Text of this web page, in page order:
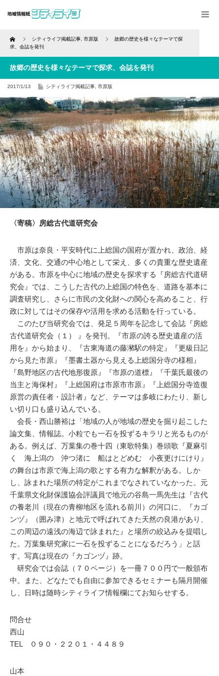
Home シティライフ掲載記事 市原版
故郷の歴史を様々なテーマで探
求、会誌を発刊
故郷の歴史を様々なテーマで探求、会誌を発刊
2017/1/13 シティライフ掲載記事 市原版
〈寄稿〉房総古代道研究会
市原は奈良・平安時代に上総国の国府が置かれ、政治、経
済、文化、交通の中心地として栄え、多くの貴重な歴史遺産
がある。市原を中心に地域の歴史を探求する『房総古代道研
究会』では、こうした古代の上総国の特色を、道路を基本に
調査研究し、さらに市民の文化財への関心を高めること、行
政に対してはその保存や活用を求める活動を行っている。
このたび当研究会では、発足５周年を記念して会誌『房総
古代道研究会（１） 』を発刊。『市原の誇る歴史遺産の活
用を』から始まり、『古東海道の藤瀦駅の特定』『更級日記
から見た市原』『墨書土器から見える上総国分寺の様相』
『島野地区の古代地形復原』『市原の道標』『千葉氏最後の
当主と海保村』『上総国府は市原市市原』『上総国分寺造復
原営の責任者・設計者』など、テーマは多岐にわたり、新し
い切り口も盛り込んでいる。
会長・西山勝裕は「地域の人が地域の歴史を掘り起こした
論文集、情報誌。小粒でも一石を投ずるキラリと光るものが
ある。例えば、万葉集の巻十四（東歌特集）巻頭歌『夏麻引
く 海上潟の 沖つ渚に 船はとどめむ 小夜更けにけり』
の舞台は市原で海上潟の歌とする有力な解釈がある。しか
し、詠まれた場所の特定がこれまでなされていなかった。元
千葉県文化財保護協会評議員で地元の谷島一馬先生は『古代
の養老川（現在の青柳地区を流れる前川）の河口に、『カゴ
ンヅ』（囲み津）と地元で呼ばれてきた天然の良港があり、
この周辺の遠浅の海辺で詠まれた』と場所の絞込みを提唱し
た。万葉集研究家に一石を投ずることになるだろう」と話
す。写真は現在の『カゴンヅ』跡。
研究会では会誌（７０ページ）を一冊７００円で一般頒布
中。また、どなたでも自由に参加できるセミナーも隔月開催
し、日時は随時シティライフ情報欄にてお知らせする。
問合せ
西山
TEL ０９０・２２０１・４４８９
山本